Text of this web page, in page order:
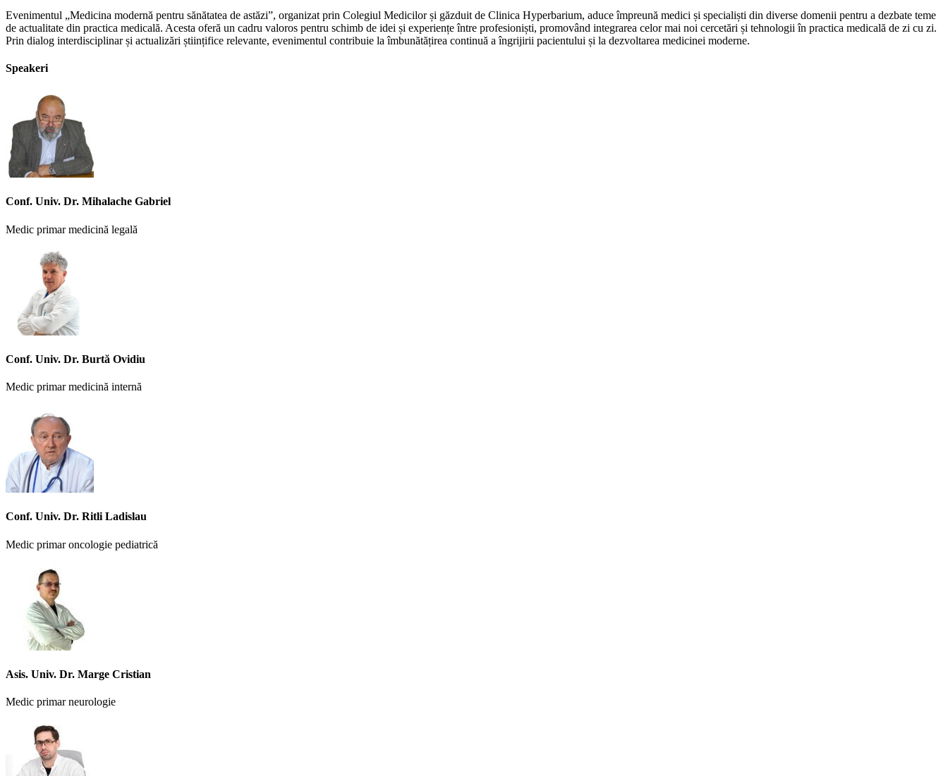
Evenimentul „Medicina modernă pentru sănătatea de astăzi”, organizat prin Colegiul Medicilor și găzduit de Clinica Hyperbarium, aduce împreună medici și specialiști din diverse domenii pentru a dezbate teme
de actualitate din practica medicală. Acesta oferă un cadru valoros pentru schimb de idei și experiențe între profesioniști, promovând integrarea celor mai noi cercetări și tehnologii în practica medicală de zi cu zi.
Prin dialog interdisciplinar și actualizări științifice relevante, evenimentul contribuie la îmbunătățirea continuă a îngrijirii pacientului și la dezvoltarea medicinei moderne.
Speakeri
Conf. Univ. Dr. Mihalache Gabriel
Medic primar medicină legală
Conf. Univ. Dr. Burtă Ovidiu
Medic primar medicină internă
Conf. Univ. Dr. Ritli Ladislau
Medic primar oncologie pediatrică
Asis. Univ. Dr. Marge Cristian
Medic primar neurologie